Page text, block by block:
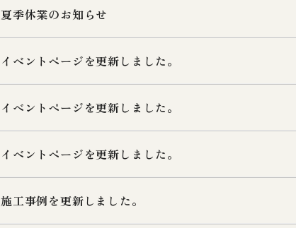
夏季休業のお知らせ
イベントページを更新しました。
イベントページを更新しました。
イベントページを更新しました。
施工事例を更新しました。